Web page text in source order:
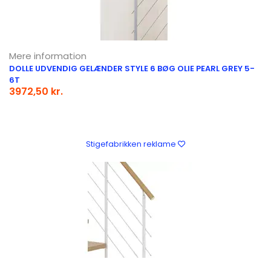
Mere information
DOLLE UDVENDIG GELÆNDER STYLE 6 BØG OLIE PEARL GREY 5-
6T
3972,50 kr.
Stigefabrikken reklame